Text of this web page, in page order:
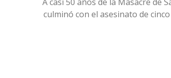
culminó con el asesinato de